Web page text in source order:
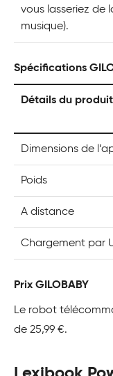
vous lasseriez de
musique).
Spécifications
Détails du produit
Dimensions de
Poids
A distance
Chargement par
Prix GILOBABY
Le robot
de 25,99 €.